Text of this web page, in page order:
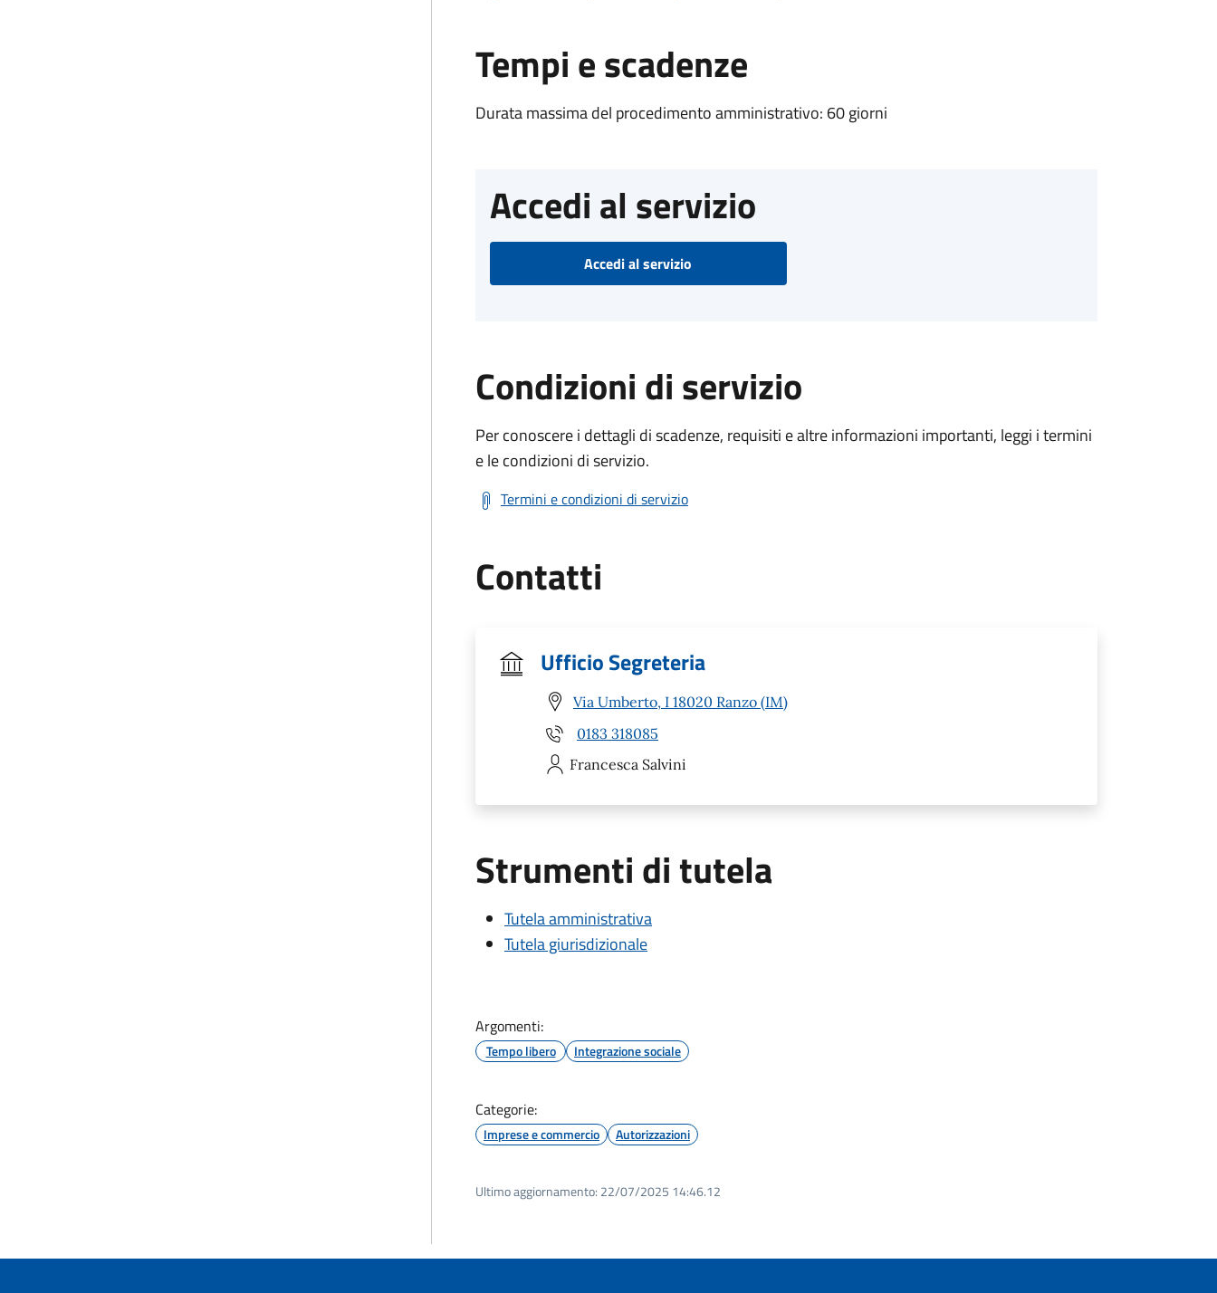
Tempi e scadenze
Durata massima del procedimento amministrativo: 60 giorni
Accedi al servizio
Accedi al servizio
Condizioni di servizio
Per conoscere i dettagli di scadenze, requisiti e altre informazioni importanti, leggi i termini
e le condizioni di servizio.
Termini e condizioni di servizio
Contatti
Ufficio Segreteria
Via Umberto, I 18020 Ranzo (IM)
0183 318085
Francesca Salvini
Strumenti di tutela
Tutela amministrativa
Tutela giurisdizionale
Argomenti:
Tempo libero Integrazione sociale
Categorie:
Imprese e commercio Autorizzazioni
Ultimo aggiornamento: 22/07/2025 14:46.12